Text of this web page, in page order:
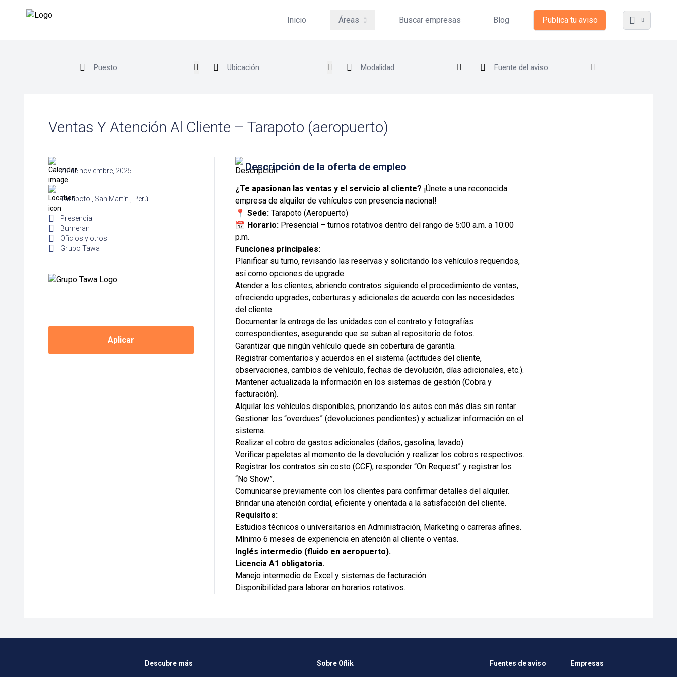
Inicio Áreas Buscar empresas Blog Publica tu aviso
Ventas Y Atención Al Cliente – Tarapoto (aeropuerto)
26 de noviembre, 2025
Tarapoto , San Martín , Perú
Presencial
Bumeran
Oficios y otros
Grupo Tawa
Aplicar
Descripción de la oferta de empleo
¿Te apasionan las ventas y el servicio al cliente? ¡Únete a una reconocida
empresa de alquiler de vehículos con presencia nacional!
📍 Sede: Tarapoto (Aeropuerto)
📅 Horario: Presencial – turnos rotativos dentro del rango de 5:00 a.m. a 10:00
p.m.
Funciones principales:
Planificar su turno, revisando las reservas y solicitando los vehículos requeridos,
así como opciones de upgrade.
Atender a los clientes, abriendo contratos siguiendo el procedimiento de ventas,
ofreciendo upgrades, coberturas y adicionales de acuerdo con las necesidades
del cliente.
Documentar la entrega de las unidades con el contrato y fotografías
correspondientes, asegurando que se suban al repositorio de fotos.
Garantizar que ningún vehículo quede sin cobertura de garantía.
Registrar comentarios y acuerdos en el sistema (actitudes del cliente,
observaciones, cambios de vehículo, fechas de devolución, días adicionales, etc.).
Mantener actualizada la información en los sistemas de gestión (Cobra y
facturación).
Alquilar los vehículos disponibles, priorizando los autos con más días sin rentar.
Gestionar los “overdues” (devoluciones pendientes) y actualizar información en el
sistema.
Realizar el cobro de gastos adicionales (daños, gasolina, lavado).
Verificar papeletas al momento de la devolución y realizar los cobros respectivos.
Registrar los contratos sin costo (CCF), responder “On Request” y registrar los
“No Show”.
Comunicarse previamente con los clientes para confirmar detalles del alquiler.
Brindar una atención cordial, eficiente y orientada a la satisfacción del cliente.
Requisitos:
Estudios técnicos o universitarios en Administración, Marketing o carreras afines.
Mínimo 6 meses de experiencia en atención al cliente o ventas.
Inglés intermedio (fluido en aeropuerto).
Licencia A1 obligatoria.
Manejo intermedio de Excel y sistemas de facturación.
Disponibilidad para laborar en horarios rotativos.
Descubre más Sobre Oflik Fuentes de aviso Empresas